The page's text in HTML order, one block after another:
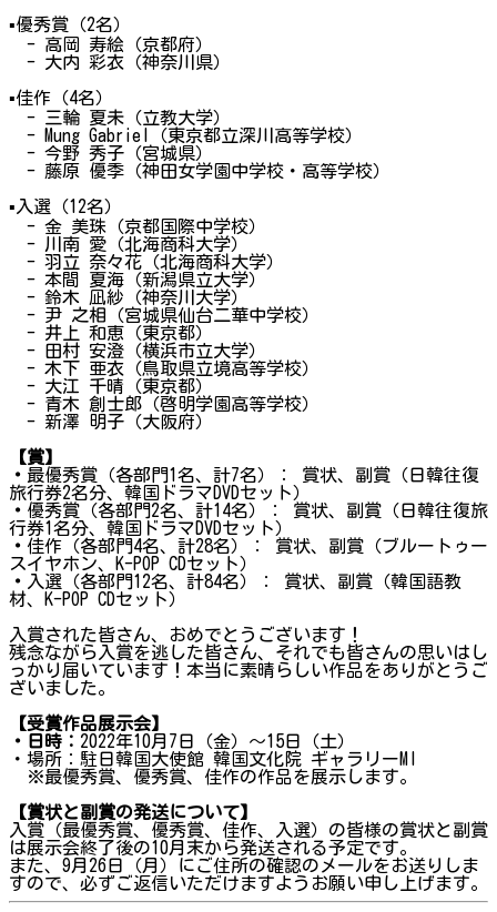
▪優秀賞（2名）
- 高岡 寿絵（京都府）
- 大内 彩衣（神奈川県）
▪佳作（4名）
- 三輪 夏未（立教大学）
- Mung Gabriel（東京都立深川高等学校）
- 今野 秀子（宮城県）
- 藤原 優季（神田女学園中学校・高等学校）
▪入選（12名）
- 金 美珠（京都国際中学校）
- 川南 愛（北海商科大学）
- 羽立 奈々花（北海商科大学）
- 本間 夏海（新潟県立大学）
- 鈴木 凪紗（神奈川大学）
- 尹 之相（宮城県仙台二華中学校）
- 井上 和恵（東京都）
- 田村 安澄（横浜市立大学）
- 木下 亜衣（鳥取県立境高等学校）
- 大江 千晴（東京都）
- 青木 創士郎（啓明学園高等学校）
- 新澤 明子（大阪府）
【賞】
・ 最優秀賞（各部門1名、計7名）： 賞状、副賞（日韓往復
旅行券2名分、韓国ドラマDVDセット）
・ 優秀賞（各部門2名、計14名）： 賞状、副賞（日韓往復旅
行券1名分、韓国ドラマDVDセット）
・ 佳作（各部門4名、計28名）： 賞状、副賞（ブルートゥー
スイヤホン、K-POP CDセット）
・ 入選（各部門12名、計84名）： 賞状、副賞（韓国語教
材、K-POP CDセット）
入賞された皆さん、おめでとうございます！
残念ながら入賞を逃した皆さん、それでも皆さんの思いはし
っかり届いています！本当に素晴らしい作品をありがとうご
ざいました。
【受賞作品展示会】
・日時： 2022年10月7日（金）～15日（土）
・場所：駐日韓国大使館 韓国文化院 ギャラリーMI
※最優秀賞、優秀賞、佳作の作品を展示します。
【賞状と副賞の発送について】
入賞（最優秀賞、優秀賞、佳作、入選）の皆様の賞状と副賞
は展示会終了後の10月末から発送される予定です。
また、9月26日（月）にご住所の確認のメールをお送りしま
すので、必ずご返信いただけますようお願い申し上げます。